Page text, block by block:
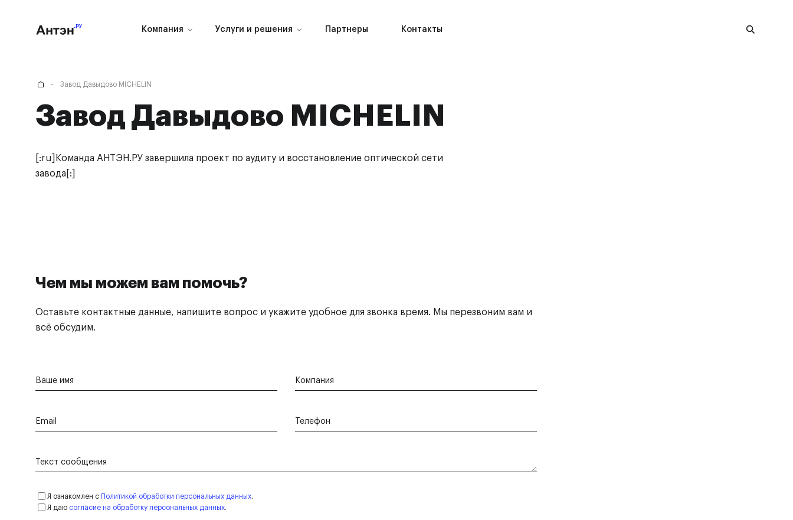
Компания Услуги и решения Партнеры Контакты
Завод Давыдово MICHELIN
Завод Давыдово MICHELIN
[:ru]Команда АНТЭН.РУ завершила проект по аудиту и восстановление оптической сети
завода[:]
Чем мы можем вам помочь?
Оставьте контактные данные, напишите вопрос и укажите удобное для звонка время. Мы перезвоним вам и
всё обсудим.
Ваше имя Компания
Email Телефон
Текст сообщения
Я ознакомлен с Политикой обработки персональных данных.
Я даю согласие на обработку персональных данных.